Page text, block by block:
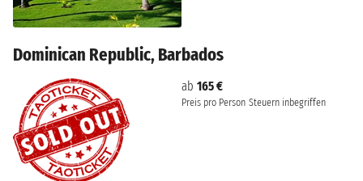
Dominican Republic, Barbados
ab 165 €
Preis pro Person Steuern inbegriffen